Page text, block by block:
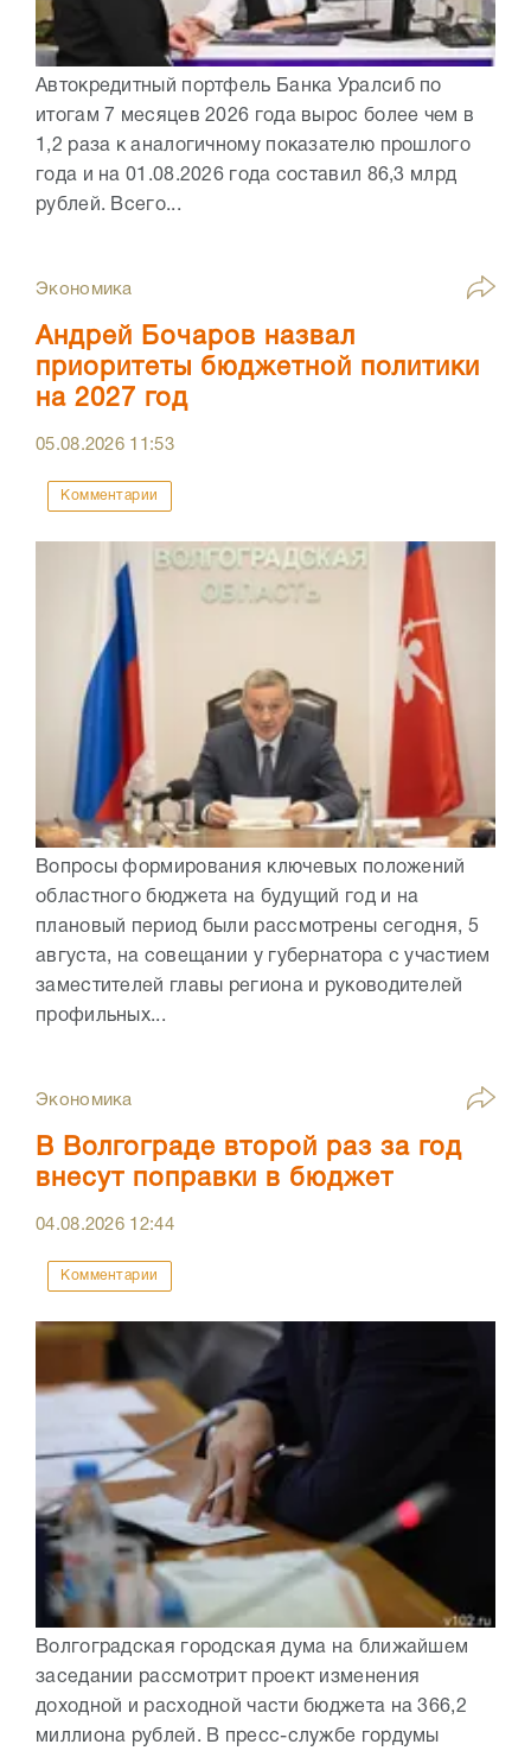
Автокредитный портфель Банка Уралсиб по
итогам 7 месяцев 2026 года вырос более чем в
1,2 раза к аналогичному показателю прошлого
года и на 01.08.2026 года составил 86,3 млрд
рублей. Всего...
Экономика
Андрей Бочаров назвал
приоритеты бюджетной политики
на 2027 год
05.08.2026 11:53
Комментарии
Вопросы формирования ключевых положений
областного бюджета на будущий год и на
плановый период были рассмотрены сегодня, 5
августа, на совещании у губернатора с участием
заместителей главы региона и руководителей
профильных...
Экономика
В Волгограде второй раз за год
внесут поправки в бюджет
04.08.2026 12:44
Комментарии
Волгоградская городская дума на ближайшем
заседании рассмотрит проект изменения
доходной и расходной части бюджета на 366,2
миллиона рублей. В пресс-службе гордумы